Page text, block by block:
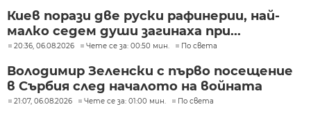
Киев порази две руски рафинерии, най-
малко седем души загинаха при...
20:36, 06.08.2026 Чете се за: 00:50 мин. По света
Володимир Зеленски с първо посещение
в Сърбия след началото на войната
21:07, 06.08.2026 Чете се за: 01:00 мин. По света